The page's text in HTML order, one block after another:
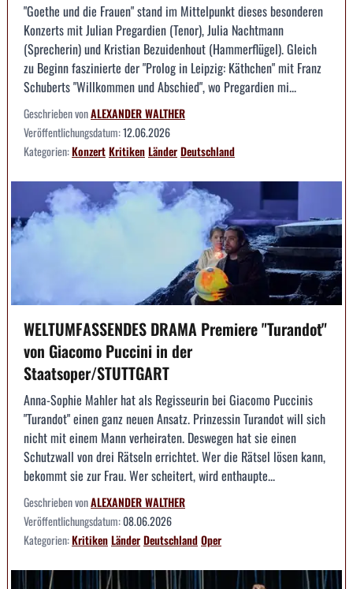
"Goethe und die Frauen" stand im Mittelpunkt dieses besonderen
Konzerts mit Julian Pregardien (Tenor), Julia Nachtmann
(Sprecherin) und Kristian Bezuidenhout (Hammerflügel). Gleich
zu Beginn faszinierte der "Prolog in Leipzig: Käthchen" mit Franz
Schuberts "Willkommen und Abschied", wo Pregardien mi...
Geschrieben vonALEXANDER WALTHER
Veröffentlichungsdatum:12.06.2026
Kategorien:KonzertKritikenLänderDeutschland
WELTUMFASSENDES DRAMA Premiere "Turandot"
von Giacomo Puccini in der
Staatsoper/STUTTGART
Anna-Sophie Mahler hat als Regisseurin bei Giacomo Puccinis
"Turandot" einen ganz neuen Ansatz. Prinzessin Turandot will sich
nicht mit einem Mann verheiraten. Deswegen hat sie einen
Schutzwall von drei Rätseln errichtet. Wer die Rätsel lösen kann,
bekommt sie zur Frau. Wer scheitert, wird enthaupte...
Geschrieben vonALEXANDER WALTHER
Veröffentlichungsdatum:08.06.2026
Kategorien:KritikenLänderDeutschlandOper